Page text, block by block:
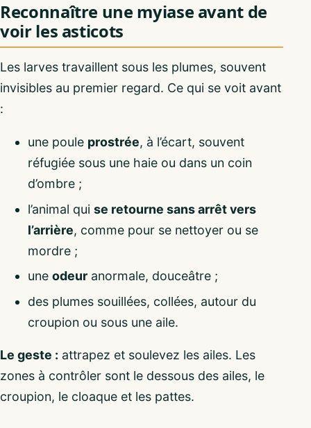
Reconnaître une myiase avant de
voir les asticots
Les larves travaillent sous les plumes, souvent
invisibles au premier regard. Ce qui se voit avant
:
une poule prostrée, à l’écart, souvent
réfugiée sous une haie ou dans un coin
d’ombre ;
l’animal qui se retourne sans arrêt vers
l’arrière, comme pour se nettoyer ou se
mordre ;
une odeur anormale, douceâtre ;
des plumes souillées, collées, autour du
croupion ou sous une aile.
Le geste : attrapez et soulevez les ailes. Les
zones à contrôler sont le dessous des ailes, le
croupion, le cloaque et les pattes.